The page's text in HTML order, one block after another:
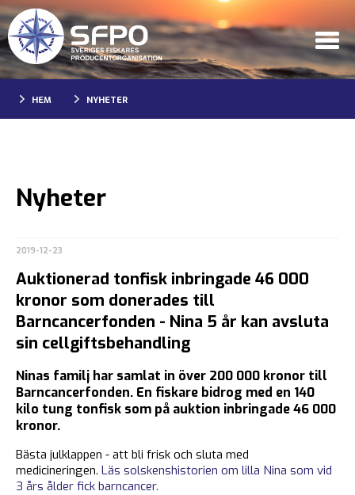
HEM NYHETER
Nyheter
2019-12-23
Auktionerad tonfisk inbringade 46 000
kronor som donerades till
Barncancerfonden - Nina 5 år kan avsluta
sin cellgiftsbehandling
Ninas familj har samlat in över 200 000 kronor till
Barncancerfonden. En fiskare bidrog med en 140
kilo tung tonfisk som på auktion inbringade 46 000
kronor.
Bästa julklappen - att bli frisk och sluta med
medicineringen. Läs solskenshistorien om lilla Nina som vid
3 års ålder fick barncancer.